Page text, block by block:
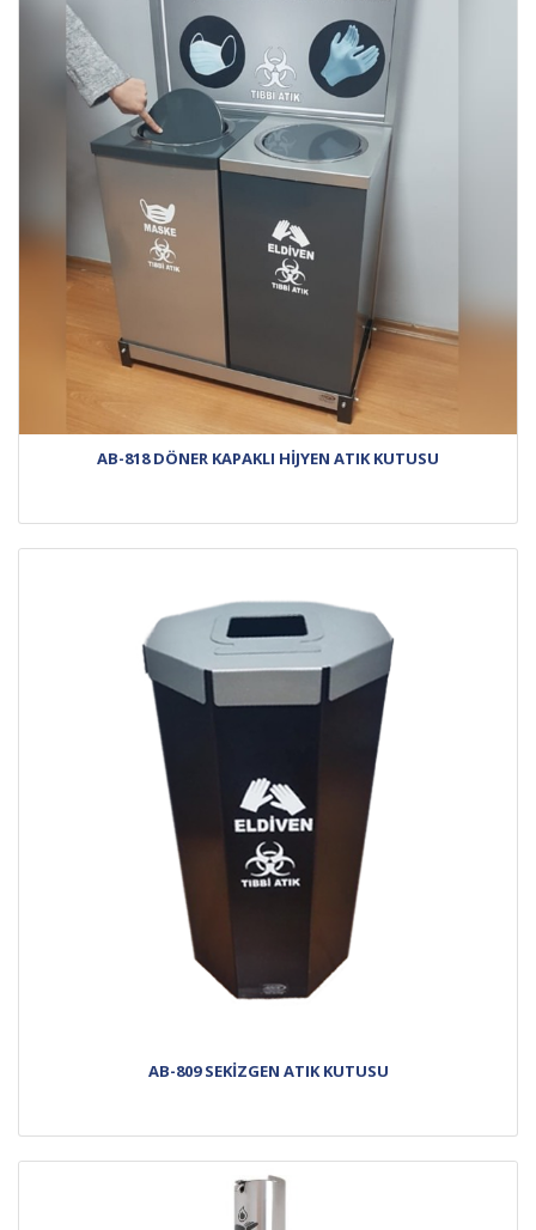
AB-818 DÖNER KAPAKLI HİJYEN ATIK KUTUSU
AB-809 SEKİZGEN ATIK KUTUSU